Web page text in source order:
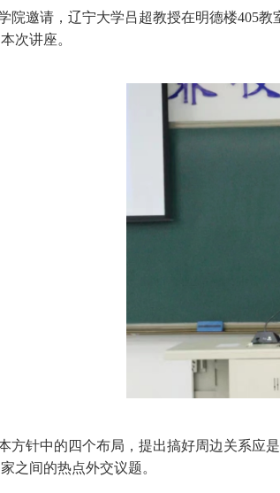
院邀请，辽宁大学吕超教授在明德楼405
次讲座。
方针中的四个布局，提出搞好周边关系应
之间的热点外交议题。